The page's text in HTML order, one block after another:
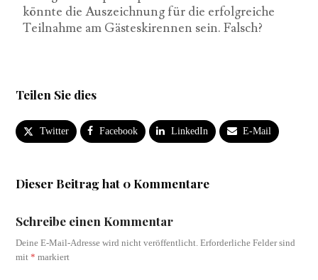
könnte die Auszeichnung für die erfolgreiche
Teilnahme am Gästeskirennen sein. Falsch?
Teilen Sie dies
Twitter Facebook LinkedIn E-Mail
Dieser Beitrag hat 0 Kommentare
Schreibe einen Kommentar
Deine E-Mail-Adresse wird nicht veröffentlicht. Erforderliche Felder sind
mit* markiert